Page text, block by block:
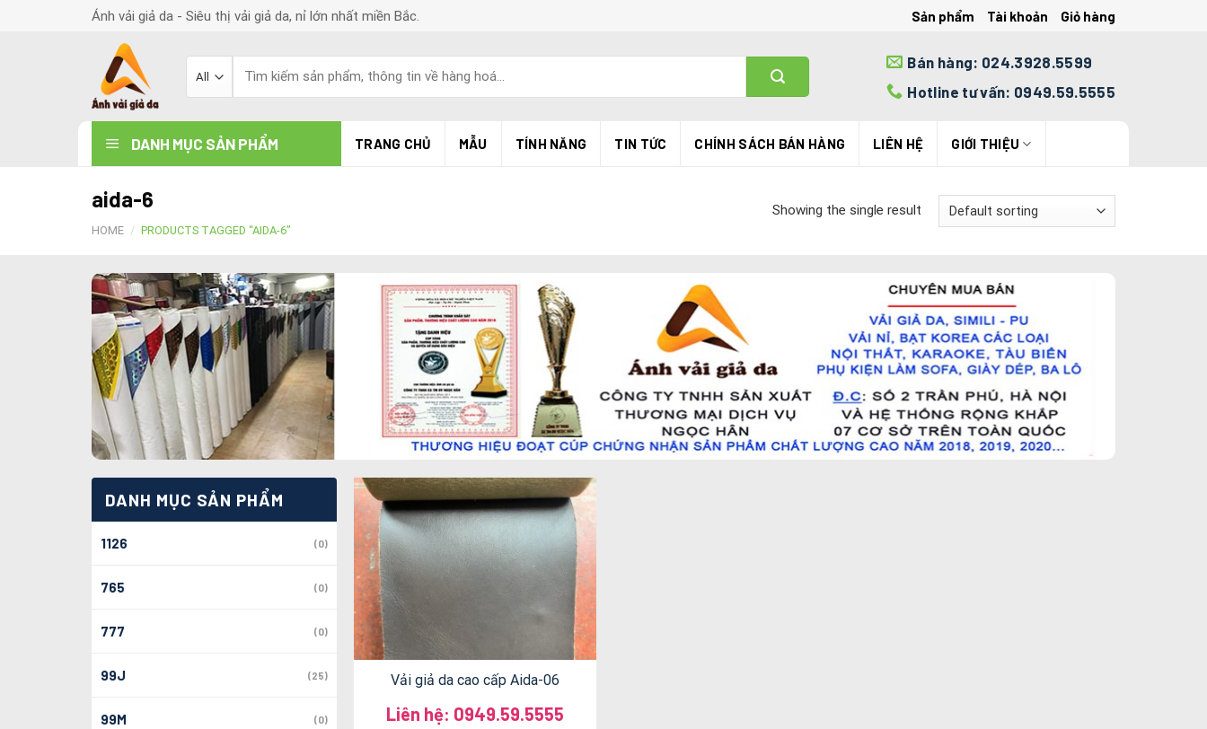
Ánh vải giả da - Siêu thị vải giả da, nỉ lớn nhất miền Bắc. Sản phẩm Tài khoản Giỏ hàng
for:
Bán hàng: 024.3928.5599
Hotline tư vấn: 0949.59.5555
DANH MỤC SẢN PHẨM TRANG CHỦ MẪU TÍNH NĂNG TIN TỨC CHÍNH SÁCH BÁN HÀNG LIÊN HỆ GIỚI THIỆU
aida-6
HOME / PRODUCTS TAGGED “AIDA-6”
Showing the single result
DANH MỤC SẢN PHẨM
1126 (0)
765 (0)
777 (0)
99J (25)
99M (0)
Vải giả da cao cấp Aida-06
Liên hệ: 0949.59.5555